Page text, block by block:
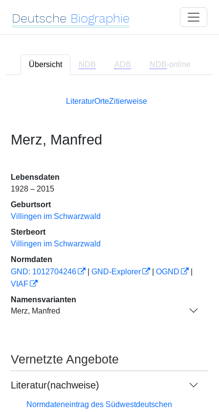
Deutsche Biographie
Übersicht NDB ADB NDB-online
LiteraturOrteZitierweise
Merz, Manfred
Lebensdaten
1928 – 2015
Geburtsort
Villingen im Schwarzwald
Sterbeort
Villingen im Schwarzwald
Normdaten
GND: 1012704246
GND-Explorer OGND
VIAF
Namensvarianten
Merz, Manfred
Vernetzte Angebote
Literatur(nachweise)
Normdateneintrag des Südwestdeutschen